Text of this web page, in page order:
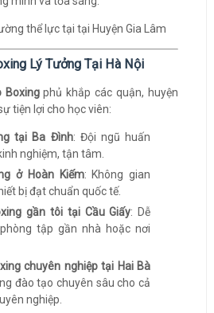
Lý Tưởng Tại Hà Nội
Boxingphủ khắp các quận, huyện
tiện lợi cho học viên:
tại Ba Đình: Đội ngũ huấn
nghiệm, tận tâm.
ở Hoàn Kiếm: Không gian
bị đạt chuẩn quốc tế.
gần tôi tại Cầu Giấy: Dễ
tập gần nhà hoặc nơi
chuyên nghiệp tại Hai Bà
đào tạo chuyên sâu cho cả
nghiệp.